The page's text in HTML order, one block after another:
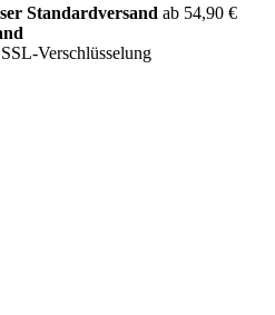
Standardversand ab 54,90 €
Verschlüsselung